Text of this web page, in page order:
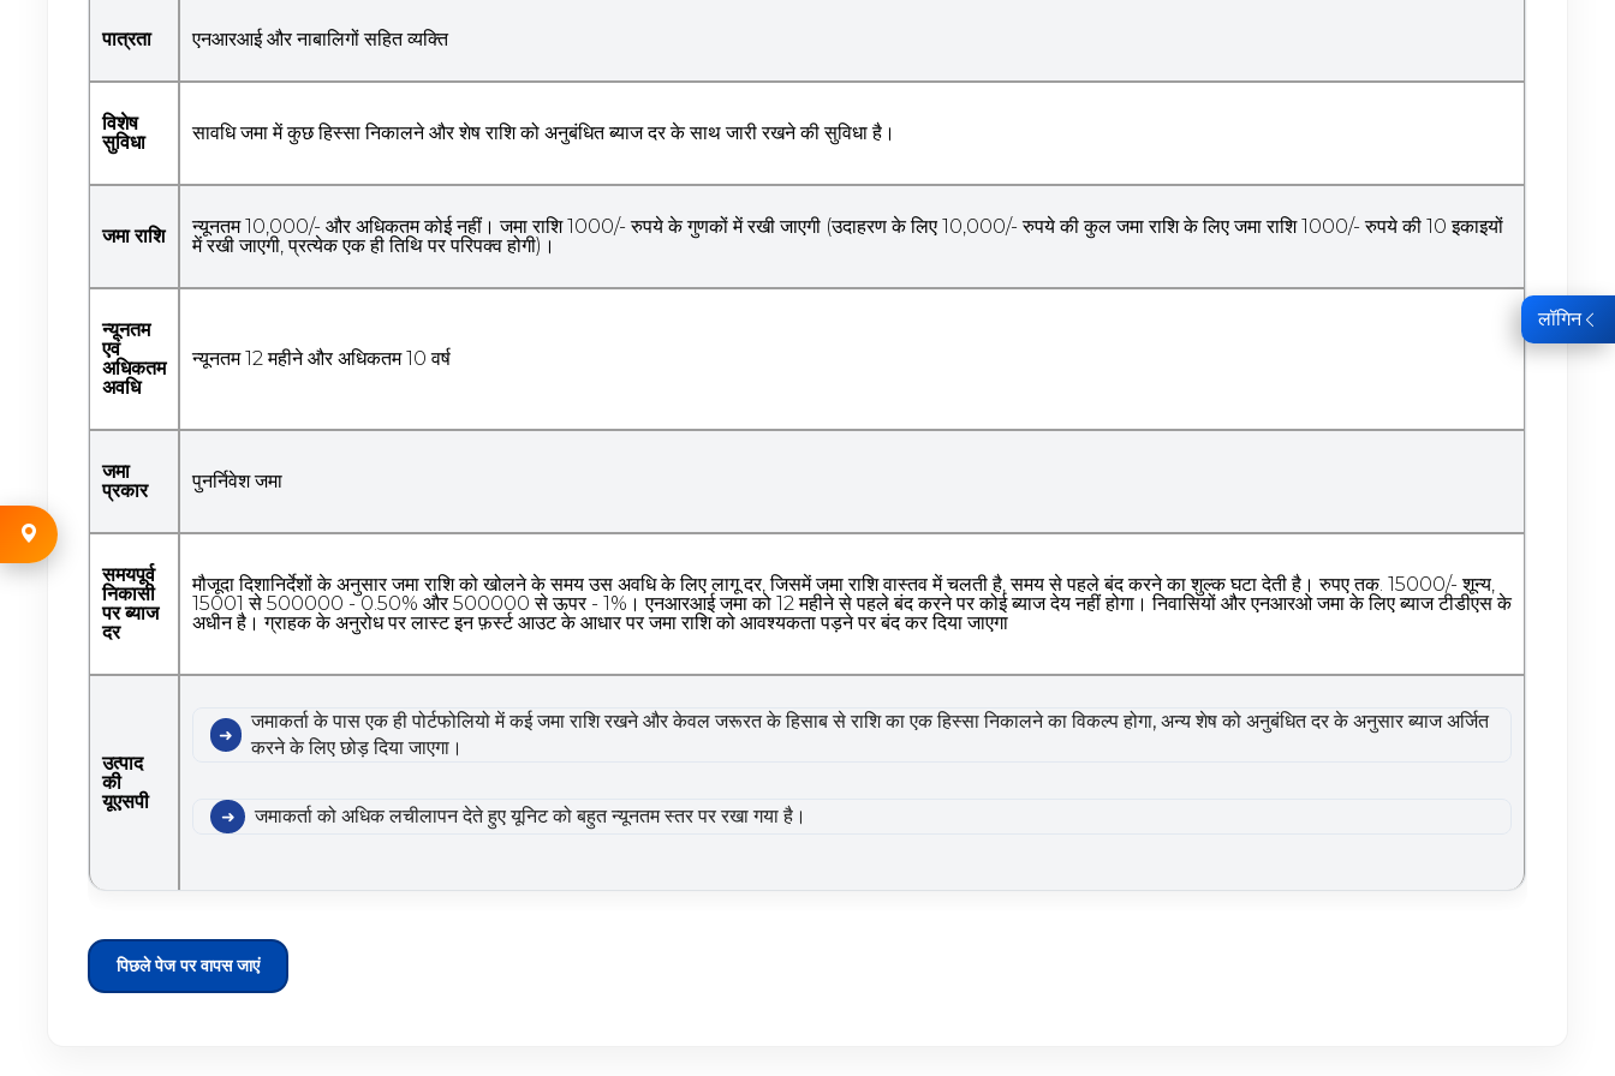
पात्रता एनआरआई और नाबालिगों सहित व्यक्ति
विशेष
सुविधा
सावधि जमा में कुछ हिस्सा निकालने और शेष राशि को अनुबंधित ब्याज दर के साथ जारी रखने की सुविधा है।
जमा राशि
न्यूनतम 10,000/- और अधिकतम कोई नहीं। जमा राशि 1000/- रुपये के गुणकों में रखी जाएगी (उदाहरण के लिए 10,000/- रुपये की कुल जमा राशि के लिए जमा राशि 1000/- रुपये की 10 इकाइयों
में रखी जाएगी, प्रत्येक एक ही तिथि पर परिपक्व होगी)।
न्यूनतम
एवं
अधिकतम
अवधि
न्यूनतम 12 महीने और अधिकतम 10 वर्ष
जमा
प्रकार
पुनर्निवेश जमा
समयपूर्व
निकासी
पर ब्याज
दर
मौजूदा दिशानिर्देशों के अनुसार जमा राशि को खोलने के समय उस अवधि के लिए लागू दर, जिसमें जमा राशि वास्तव में चलती है, समय से पहले बंद करने का शुल्क घटा देती है। रुपए तक. 15000/- शून्य,
15001 से 500000 - 0.50% और 500000 से ऊपर - 1%। एनआरआई जमा को 12 महीने से पहले बंद करने पर कोई ब्याज देय नहीं होगा। निवासियों और एनआरओ जमा के लिए ब्याज टीडीएस के
अधीन है। ग्राहक के अनुरोध पर लास्ट इन फ़र्स्ट आउट के आधार पर जमा राशि को आवश्यकता पड़ने पर बंद कर दिया जाएगा
उत्पाद
की
यूएसपी
जमाकर्ता के पास एक ही पोर्टफोलियो में कई जमा राशि रखने और केवल जरूरत के हिसाब से राशि का एक हिस्सा निकालने का विकल्प होगा, अन्य शेष को अनुबंधित दर के अनुसार ब्याज अर्जित
करने के लिए छोड़ दिया जाएगा।
जमाकर्ता को अधिक लचीलापन देते हुए यूनिट को बहुत न्यूनतम स्तर पर रखा गया है।
पिछले पेज पर वापस जाएं
लॉगिन